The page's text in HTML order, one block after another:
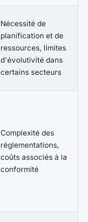
Nécessité de
planification et de
ressources, limites
d'évolutivité dans
certains secteurs
Complexité des
réglementations,
coûts associés à la
conformité